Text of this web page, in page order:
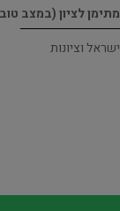
מתימן לציון (במצב
ישראל וציונות